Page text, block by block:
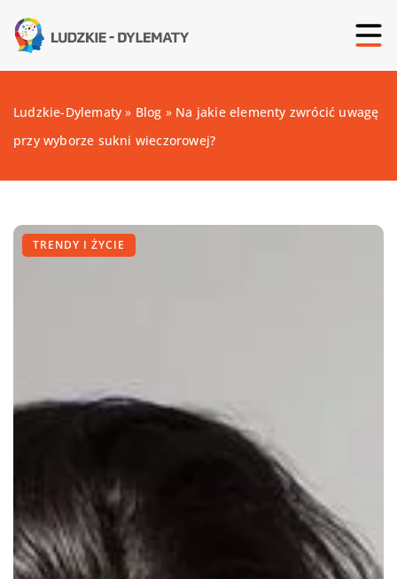
Ludzkie-Dylematy » Blog » Na jakie elementy zwrócić uwagę
przy wyborze sukni wieczorowej?
TRENDY I ŻYCIE